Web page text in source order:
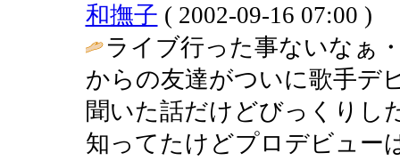
和撫子 ( 2002-09-16 07:00 )
ライブ行った事ないなぁ
からの友達がついに歌手デ
聞いた話だけどびっくり
知ってたけどプロデビュー